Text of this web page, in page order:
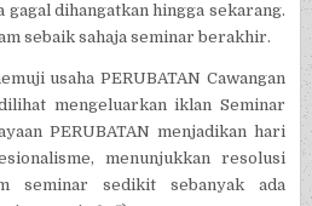
gagal dihangatkan hingga sekarang.
sebaik sahaja seminar berakhir.
usaha PERUBATAN Cawangan
mengeluarkan iklan Seminar
PERUBATAN menjadikan hari
menunjukkan resolusi
seminar sedikit sebanyak ada